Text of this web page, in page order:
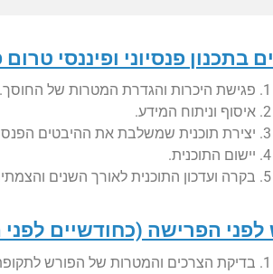
פנסיוני ופיננסי טרום פרישה (5-
1. פגישת היכרות והגדרת המטרות של החוסך.
2. איסוף וניתוח המידע.
3. יצירת תוכנית שמשלבת את ההיבטים הפנסיונים והפיננסים.
4. יישום התוכנית.
5. בקרה ועדכון התוכנית לאורך השנים והצמתים השונים שהלקוח יעבור בהם.
הפרישה (כחודשיים
1. בדיקת הצרכים והמטרות של הפורש לתקופת הפנסיה.